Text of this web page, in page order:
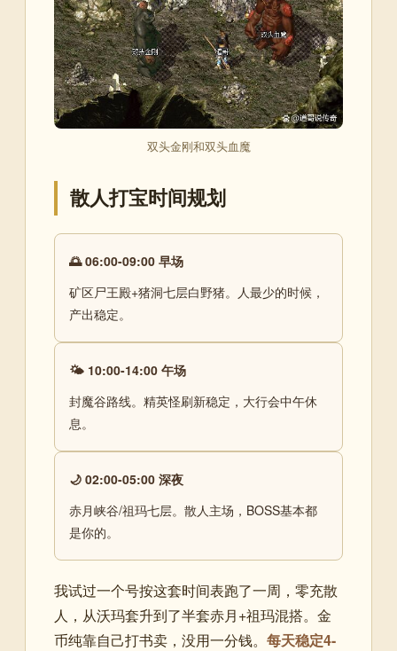
双头金刚和双头血魔
散人打宝时间规划
🌅 06:00-09:00 早场
矿区尸王殿+猪洞七层白野猪。人最少的时候，
产出稳定。
🌤 10:00-14:00 午场
封魔谷路线。精英怪刷新稳定，大行会中午休
息。
🌙 02:00-05:00 深夜
赤月峡谷/祖玛七层。散人主场，BOSS基本都
是你的。
我试过一个号按这套时间表跑了一周，零充散
人，从沃玛套升到了半套赤月+祖玛混搭。金
币纯靠自己打书卖，没用一分钱。 每天稳定4-